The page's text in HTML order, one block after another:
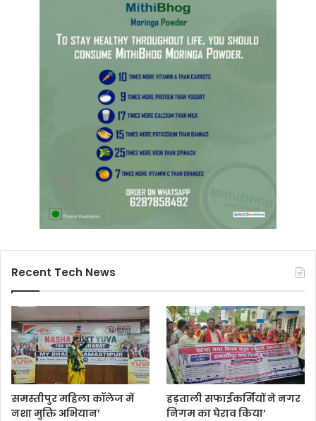
Recent Tech News
समस्तीपुर महिला कॉलेज में
नशा मुक्ति अभियान’
हड़ताली सफाईकर्मियों ने नगर
निगम का घेराव किया’